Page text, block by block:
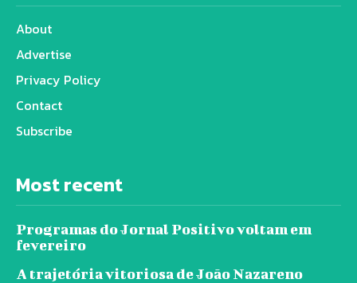
About
Advertise
Privacy Policy
Contact
Subscribe
Most recent
Programas do Jornal Positivo voltam em
fevereiro
A trajetória vitoriosa de João Nazareno